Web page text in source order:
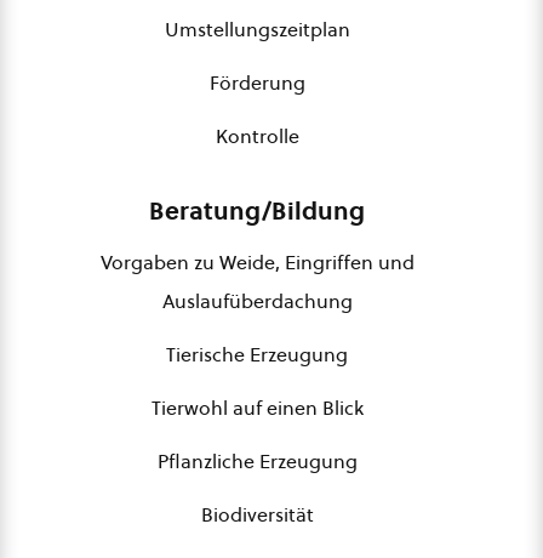
Umstellungszeitplan
Förderung
Kontrolle
Beratung/Bildung
Vorgaben zu Weide, Eingriffen und
Auslaufüberdachung
Tierische Erzeugung
Tierwohl auf einen Blick
Pflanzliche Erzeugung
Biodiversität